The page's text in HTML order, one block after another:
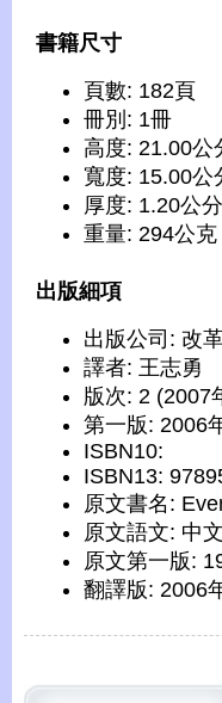
書籍尺寸
頁數: 182頁
冊別: 1冊
高度: 21.00公
寬度: 15.00公
厚度: 1.20公分
重量: 294公克
出版細項
出版公司: 改
譯者: 王志勇
版次: 2 (2007
第一版: 2006
ISBN10:
ISBN13:
原文書名:
原文語文: 中
原文第一版:
翻譯版: 2006